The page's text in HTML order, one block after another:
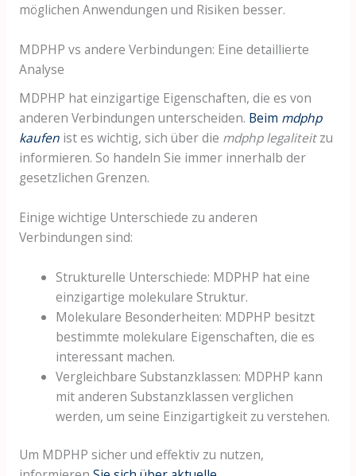
möglichen Anwendungen und Risiken besser.
MDPHP vs andere Verbindungen: Eine detaillierte
Analyse
MDPHP hat einzigartige Eigenschaften, die es von
anderen Verbindungen unterscheiden. Beim mdphp
kaufenist es wichtig, sich über die mdphp legaliteitzu
informieren. So handeln Sie immer innerhalb der
gesetzlichen Grenzen.
Einige wichtige Unterschiede zu anderen
Verbindungen sind:
Strukturelle Unterschiede: MDPHP hat eine
einzigartige molekulare Struktur.
Molekulare Besonderheiten: MDPHP besitzt
bestimmte molekulare Eigenschaften, die es
interessant machen.
Vergleichbare Substanzklassen: MDPHP kann
mit anderen Substanzklassen verglichen
werden, um seine Einzigartigkeit zu verstehen.
Um MDPHP sicher und effektiv zu nutzen,